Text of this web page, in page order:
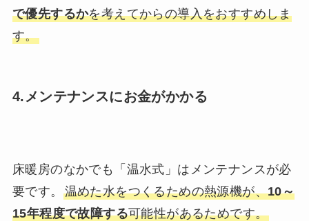
で優先するかを考えてからの導入をおすすめしま
す。
4.メンテナンスにお金がかかる
床暖房のなかでも「温水式」はメンテナンスが必
要です。 温めた水をつくるための熱源機が、10～
15年程度で故障する可能性があるためです。